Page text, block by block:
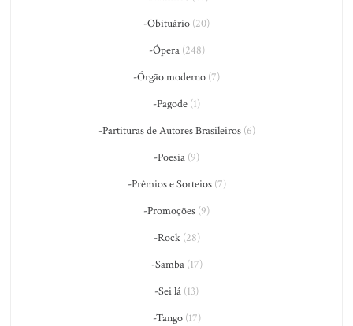
-Obituário (20)
-Ópera(248)
-Órgão moderno (7)
-Pagode (1)
-Partituras de Autores Brasileiros(6)
-Poesia (9)
-Prêmios e Sorteios(7)
-Promoções (9)
-Rock(28)
-Samba(17)
-Sei lá (13)
-Tango(17)